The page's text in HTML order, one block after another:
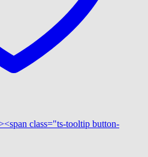
class="ts-tooltip button-